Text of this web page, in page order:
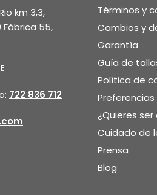
km 3,3,
Fábrica 55,
722 836 712
Términos y
Cambios y
Garantía
Guía de
Política de
¿Quieres
Cuidado de
Prensa
Blog